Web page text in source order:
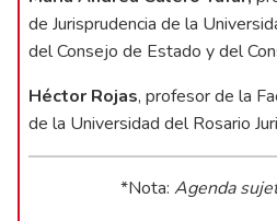
de Jurisprudencia de la
del Consejo de Estado y del
Héctor Rojas, profesor de la
de la Universidad del Rosario
*Nota: Agenda